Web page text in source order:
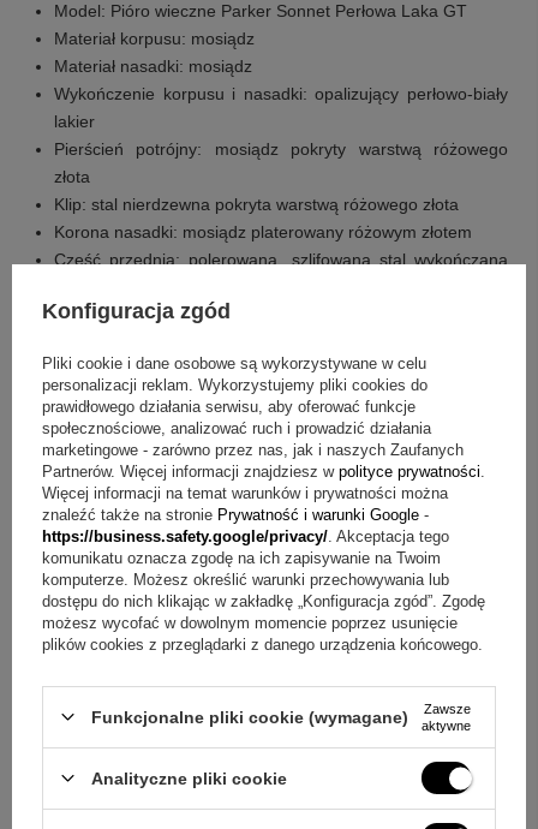
+3
Zobacz więcej
Model: Pióro wieczne Parker Sonnet Perłowa Laka GT
Materiał korpusu: mosiądz
Materiał nasadki: mosiądz
Wykończenie korpusu i nasadki: opalizujący perłowo-biały
lakier
Pierścień potrójny: mosiądz pokryty warstwą różowego
złota
Klip: stal nierdzewna pokryta warstwą różowego złota
Korona nasadki: mosiądz platerowany różowym złotem
Część przednia: polerowana, szlifowana stal wykończana
Stalówka: 18-karatowe złoto powlekane różowym złotem
Grawer na artykule piśmienniczym: do 30 znaków
Gwarancja producenta: 2 lata
Co znajdziesz w komplecie?
Pióro wieczne Parker Sonnet Perłowa Laka GT
2 startowe naboje w kolorze czarnym
Startowy tłoczek (już w piórze)
Grawer na artykule piśmienniczym (do 30 znaków)
Etui prezentowe Parker
Gwarancja producenta - 2 lata.
Pytania i odpowiedzi o Perłowej Lace GT
Jak wykonywany jest napis na piórze?
Odpowiedź:Napis powstaje w technologii grawerowania
laserowego, która daje wyraźny efekt.
Pytanie:Jak długi może być grawer na artykule
Konfiguracja zgód
Pliki cookie i dane osobowe są wykorzystywane w celu
personalizacji reklam. Wykorzystujemy pliki cookies do
prawidłowego działania serwisu, aby oferować funkcje
społecznościowe, analizować ruch i prowadzić działania
marketingowe - zarówno przez nas, jak i naszych Zaufanych
Partnerów. Więcej informacji znajdziesz w polityce prywatności
Więcej informacji na temat warunków i prywatności można
znaleźć także na stronie Prywatność i warunki Google -
https://business.safety.google/privacy/ . Akceptacja tego
komunikatu oznacza zgodę na ich zapisywanie na Twoim
komputerze. Możesz określić warunki przechowywania lub
dostępu do nich klikając w zakładkę „Konfiguracja zgód”. Zgodę
możesz wycofać w dowolnym momencie poprzez usunięcie
plików cookies z przeglądarki z danego urządzenia końcowego.
Funkcjonalne pliki cookie (wymagane)
Zawsze
aktywne
Analityczne pliki cookie